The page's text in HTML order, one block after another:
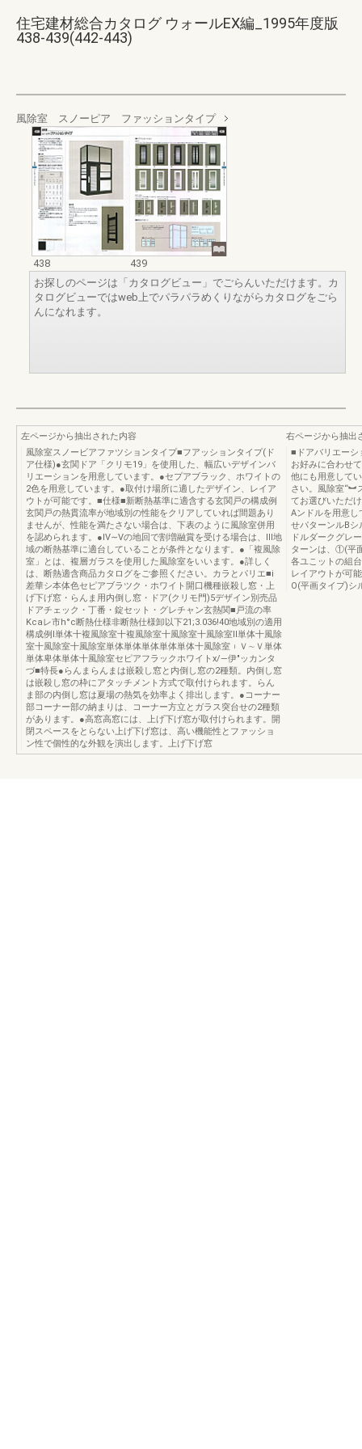
住宅建材総合カタログ ウォールEX編_1995年度版
438-439(442-443)
風除室 スノーピア ファッションタイプ
438
439
お探しのページは「カタログビュー」でごらんいただけます。カ
タログビューではweb上でパラパラめくりながらカタログをごら
んになれます。
左ページから抽出された内容
風除室スノービアファツションタイプ■フアッションタイプ(ド
ア仕様)●玄関ドア「クリモ19」を使用した、幅広いデザインバ
リエーションを用意しています。●セプアブラック、ホワイトの
2色を用意しています。●取付け場所に適したデザイン、レイア
ウトが可能です。■仕様■新断熱基準に適含する玄関戸の構成例
玄関戸の熱貫流率が地域別の性能をクリアしていれば間題あり
ませんが、性能を満たさない場合は、下表のように風除室併用
を認められます。●IV∼Vの地回で割増融賞を受ける場合は、III地
域の断熱基準に適台していることが条件となります。●「複風除
室」とは、複層ガラスを使用した風除室をいいます。●詳しく
は、断熱適含商品カタログをご参照ください。カラとパリエ■i
差華シ本体色セピアブラツク・ホワイト開口機種嵌殺し窓・上
げ下げ窓・らんま用内倒し窓・ドア(クリモ門)5デザイン別売品
ドアチェック・丁番・錠セット・グレチャン玄熱関■戸流の率
Kcaレ市h°c断熱仕様非断熱仕様卸以下21;3.036!40地域別の適用
構成例I単体十複風除室十複風除室十風除室十風除室II単体十風除
室十風除室十風除室単体単体単体単体単体十風除室︲Ｖ∼Ｖ単体
単体卑体単体十風除室セピアフラックホワイトx/―伊″ッカンタ
づ■特長●らんまらんまは嵌殺し窓と内倒し窓の2種類。内倒し窓
は嵌殺し窓の枠にアタッチメント方式で取付けられます。らん
ま部の内倒し窓は夏場の熱気を効率よく排出します。●コーナー
部コーナー部の納まりは、コーナー方立とガラス突台せの2種類
があります。●高窓高窓には、上げ下げ窓が取付けられます。開
閉スペースをとらない上げ下げ窓は、高い機能性とファッショ
ン性で個性的な外観を演出します。上げ下げ窓
右ページから抽出
■ドアバリエー
お好みに合わせ
他にも用意して
さい。風除室“︼
てお選びいただ
Aンドルを用意
せパターンルBシ
ドルダークグレ
ターンは、①(平
各ユこットの組
レイアウトが可
O(平画タイプ)シ